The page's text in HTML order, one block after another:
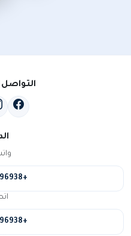
التواصل
+966550696938
+966550696938